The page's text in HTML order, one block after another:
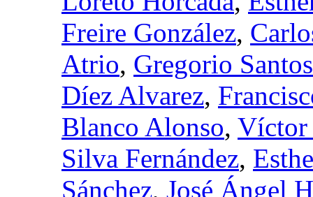
Freire González,
Atrio, Gregorio
Díez Alvarez,
Blanco Alonso, Víctor
Silva Fernández,
Sánchez, José Ángel